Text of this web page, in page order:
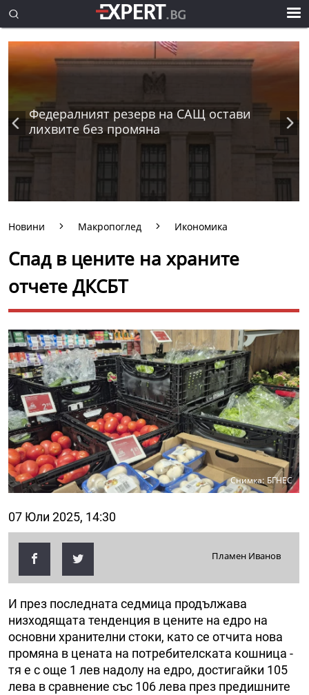
Федералният резерв на САЩ остави
лихвите без промяна
Новини Макропоглед Икономика
Спад в цените на храните
отчете ДКСБТ
Снимка: БГНЕС
07 Юли 2025, 14:30
Пламен Иванов
И през последната седмица продължава
низходящата тенденция в цените на едро на
основни хранителни стоки, като се отчита нова
промяна в цената на потребителската кошница -
тя е с още 1 лев надолу на едро, достигайки 105
лева в сравнение със 106 лева през предишните